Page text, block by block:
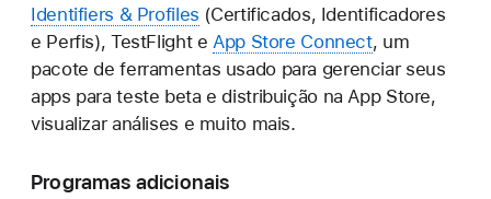
Identifiers & Profiles (Certificados, Identificadores
e Perfis), TestFlight eApp Store Connect, um
pacote de ferramentas usado para gerenciar seus
apps para teste beta e distribuição na App Store,
visualizar análises e muito mais.
Programas adicionais